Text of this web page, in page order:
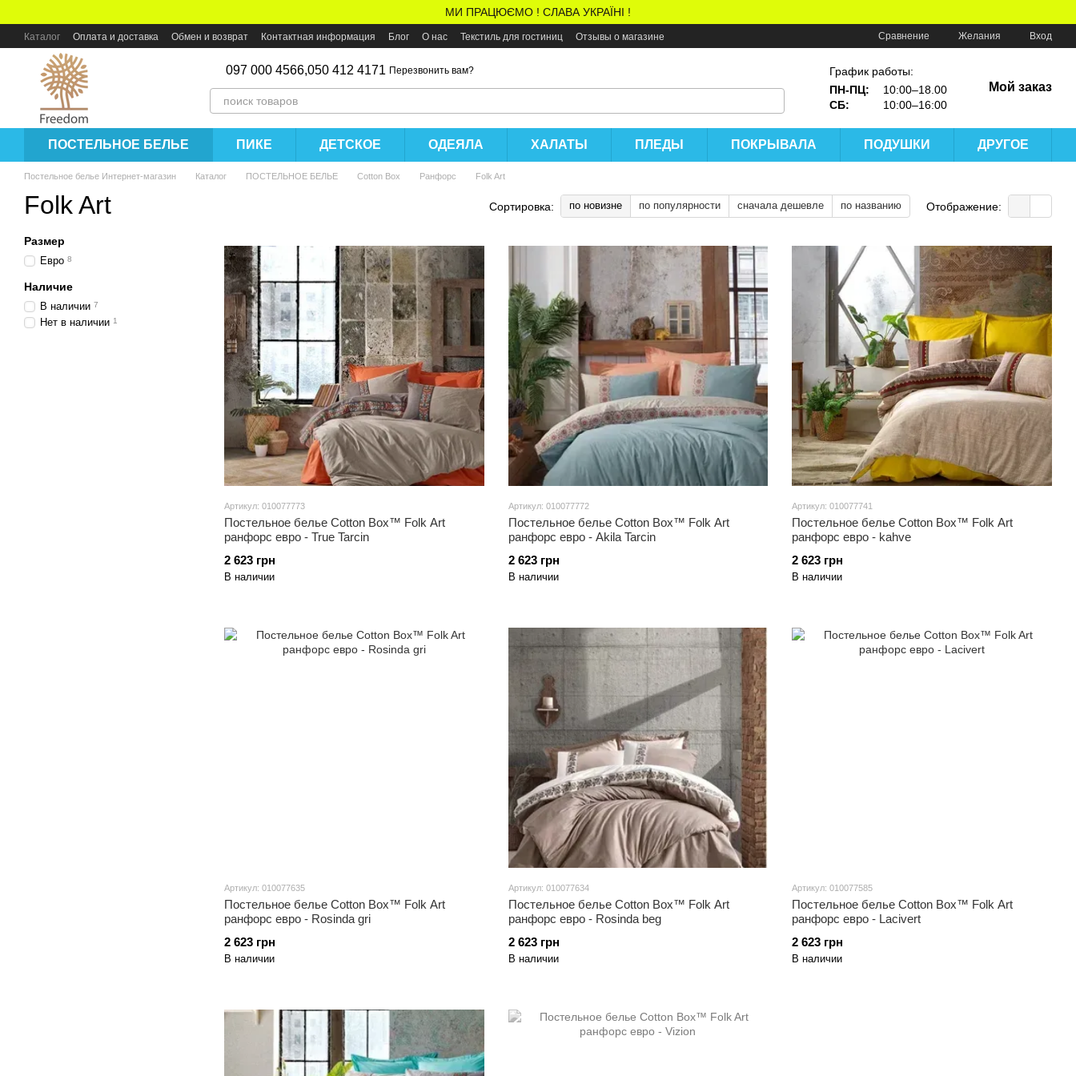
МИ ПРАЦЮЄМО ! СЛАВА УКРАЇНІ !
Каталог Оплата и доставка Обмен и возврат Контактная информация Блог О нас Текстиль для гостиниц Отзывы о магазине Сравнение Желания Вход
097 000 4566,050 412 4171 Перезвонить вам?
График работы:
ПН-ПЦ:
10:00–18.00
СБ:
10:00–16:00
Мой заказ
ПОСТЕЛЬНОЕ БЕЛЬЕ ПИКЕ ДЕТСКОЕ ОДЕЯЛА ХАЛАТЫ ПЛЕДЫ ПОКРЫВАЛА ПОДУШКИ ДРУГОЕ
Постельное белье Интернет-магазин Каталог ПОСТЕЛЬНОЕ БЕЛЬЕ Cotton Box Ранфорс Folk Art
Folk Art Сортировка: по новизне по популярности сначала дешевле по названию Отображение:
Артикул: 010077773
Постельное белье Cotton Box™ Folk Art
ранфорс евро - True Tarcin
2 623 грн
В наличии
Артикул: 010077772
Постельное белье Cotton Box™ Folk Art
ранфорс евро - Akila Tarcin
2 623 грн
В наличии
Артикул: 010077741
Постельное белье Cotton Box™ Folk Art
ранфорс евро - kahve
2 623 грн
В наличии
Артикул: 010077635
Постельное белье Cotton Box™ Folk Art
ранфорс евро - Rosinda gri
2 623 грн
В наличии
Артикул: 010077634
Постельное белье Cotton Box™ Folk Art
ранфорс евро - Rosinda beg
2 623 грн
В наличии
Артикул: 010077585
Постельное белье Cotton Box™ Folk Art
ранфорс евро - Lacivert
2 623 грн
В наличии
Размер
Евро 8
Наличие
В наличии 7
Нет в наличии 1